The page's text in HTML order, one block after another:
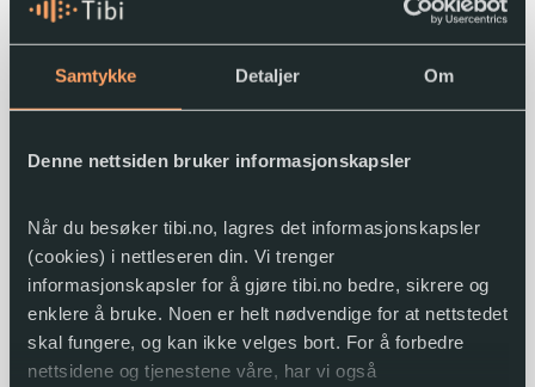
Samtykke Detaljer Om
Denne nettsiden bruker informasjonskapsler
Når du besøker tibi.no, lagres det informasjonskapsler
(cookies) i nettleseren din. Vi trenger
informasjonskapsler for å gjøre tibi.no bedre, sikrere og
enklere å bruke. Noen er helt nødvendige for at nettstedet
skal fungere, og kan ikke velges bort. For å forbedre
nettsidene og tjenestene våre, har vi også
Rotteøya og andre fortellinger